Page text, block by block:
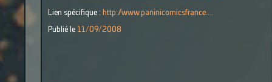
Lien spécifique : http://www.paninicomicsfrance....
Publié le 11/09/2008